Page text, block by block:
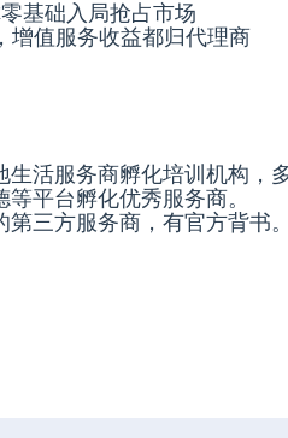
基础入局抢占市场
增值服务收益都归代理商
生活服务商孵化培训机构，
平台孵化优秀服务商。
第三方服务商，有官方背书